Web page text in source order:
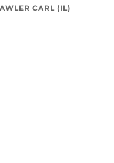
CARL (IL)